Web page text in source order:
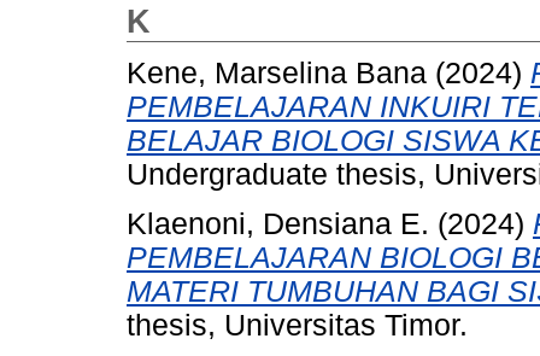
K
Kene, Marselina Bana (2024)
PEMBELAJARAN INKUIRI
BELAJAR BIOLOGI SISWA
Undergraduate thesis,
Klaenoni, Densiana E. (2024)
PEMBELAJARAN BIOLOGI
MATERI TUMBUHAN BAGI
thesis, Universitas Timor.